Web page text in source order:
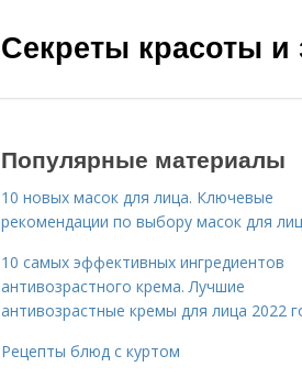
Секреты красоты и
Популярные материалы
10 новых масок для лица. Ключевые
рекомендации по выбору масок для
10 самых эффективных ингредиентов
антивозрастного крема. Лучшие
антивозрастные кремы для лица 2022
Рецепты блюд с куртом